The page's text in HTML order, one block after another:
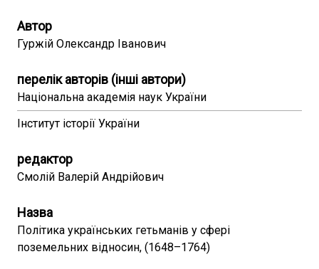
Автор
Гуржій Олександр Іванович
перелік авторів (інші автори)
Національна академія наук України
Інститут історії України
редактор
Смолій Валерій Андрійович
Назва
Політика українських гетьманів у сфері
поземельних відносин, (1648–1764)